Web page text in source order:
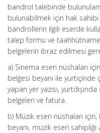
bandrol talebinde
bulunabilmek için hak
bandrollerin ilgili eserde
talep formu ve
belgelerin ibraz edilmesi
a) Sinema eseri nüshaları
belgesi beyanı ile yurtiçinde
yapan yer yazısı,
belgeleri ve fatura.
b) Müzik eseri nüshaları
beyanı, müzik eseri